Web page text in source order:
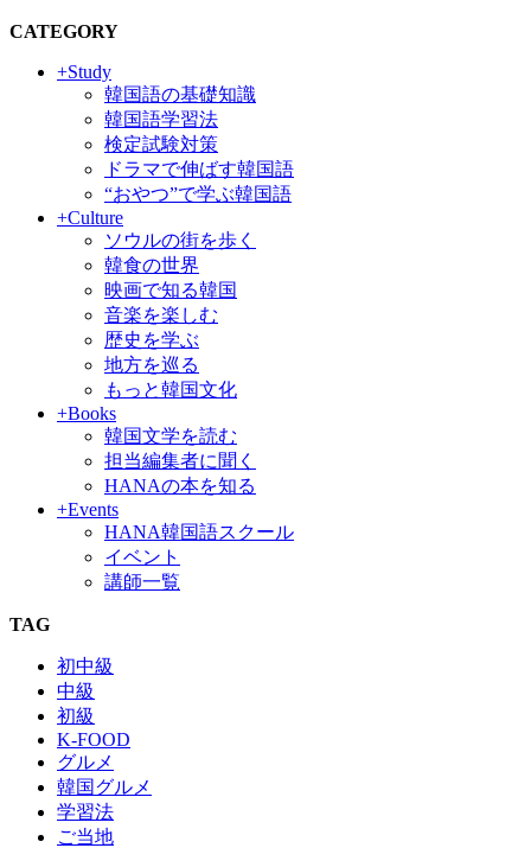
CATEGORY
+Study
韓国語の基礎知識
韓国語学習法
検定試験対策
ドラマで伸ばす韓国語
“おやつ”で学ぶ韓国語
+Culture
ソウルの街を歩く
韓食の世界
映画で知る韓国
音楽を楽しむ
歴史を学ぶ
地方を巡る
もっと韓国文化
+Books
韓国文学を読む
担当編集者に聞く
HANAの本を知る
+Events
HANA韓国語スクール
イベント
講師一覧
TAG
初中級
中級
初級
K-FOOD
グルメ
韓国グルメ
学習法
ご当地